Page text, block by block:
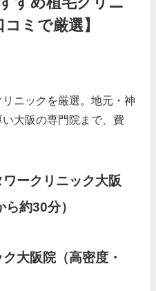
ミで厳選】
ニックを厳選。地元・神
大阪の専門院まで、費
ワークリニック大阪
約30分）
大阪院（高密度・